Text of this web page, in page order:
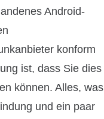
Android-
konform
ist, dass Sie dies
können. Alles, was
und ein paar